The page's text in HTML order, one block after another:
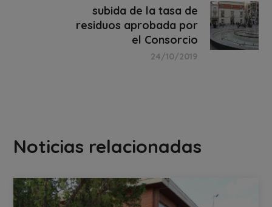
subida de la tasa de
residuos aprobada por
el Consorcio
24/10/2019
Noticias relacionadas